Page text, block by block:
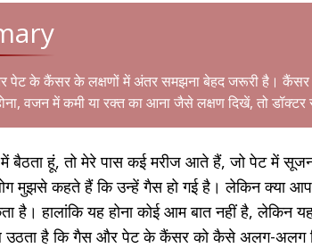
पेट के कैंसर के लक्षणों में अंतर समझना बेहद जरूरी है। कैंसर
होना, वजन में कमी या रक्त का आना जैसे लक्षण दिखें, तो
बैठता हूं, तो मेरे पास कई मरीज आते हैं, जो पेट में
मुझसे कहते हैं कि उन्हें गैस हो गई है। लेकिन क्या
है। हालांकि यह होना कोई आम बात नहीं है, लेकिन
उठता है कि गैस और पेट के कैंसर को कैसे अलग-अलग